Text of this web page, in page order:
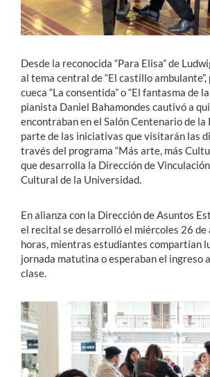
Desde la reconocida “Para Elisa” de
al tema central de “El castillo ambulante”,
cueca “La consentida” o “El fantasma de la
pianista Daniel Bahamondes cautivó a
encontraban en el Salón Centenario de la
parte de las iniciativas que visitarán las
través del programa “Más arte, más
que desarrolla la Dirección de
Cultural de la Universidad.
En alianza con la Dirección de Asuntos
el recital se desarrolló el miércoles 26 de
horas, mientras estudiantes compartían
jornada matutina o esperaban el ingreso
clase.